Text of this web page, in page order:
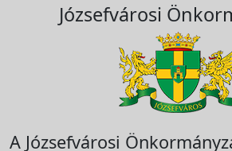
Józsefvárosi
A Józsefvárosi